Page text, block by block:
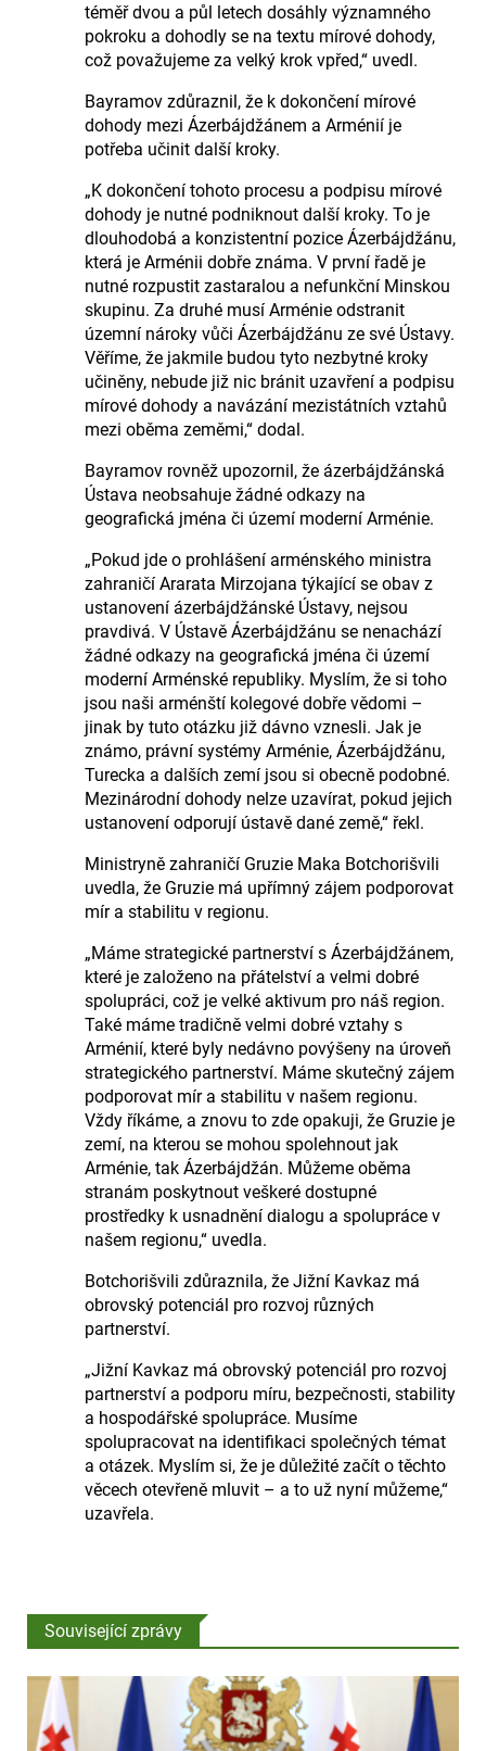
téměř dvou a půl letech dosáhly významného
pokroku a dohodly se na textu mírové dohody,
což považujeme za velký krok vpřed,“ uvedl.
Bayramov zdůraznil, že k dokončení mírové
dohody mezi Ázerbájdžánem a Arménií je
potřeba učinit další kroky.
„K dokončení tohoto procesu a podpisu mírové
dohody je nutné podniknout další kroky. To je
dlouhodobá a konzistentní pozice Ázerbájdžánu,
která je Arménii dobře známa. V první řadě je
nutné rozpustit zastaralou a nefunkční Minskou
skupinu. Za druhé musí Arménie odstranit
územní nároky vůči Ázerbájdžánu ze své Ústavy.
Věříme, že jakmile budou tyto nezbytné kroky
učiněny, nebude již nic bránit uzavření a podpisu
mírové dohody a navázání mezistátních vztahů
mezi oběma zeměmi,“ dodal.
Bayramov rovněž upozornil, že ázerbájdžánská
Ústava neobsahuje žádné odkazy na
geografická jména či území moderní Arménie.
„Pokud jde o prohlášení arménského ministra
zahraničí Ararata Mirzojana týkající se obav z
ustanovení ázerbájdžánské Ústavy, nejsou
pravdivá. V Ústavě Ázerbájdžánu se nenachází
žádné odkazy na geografická jména či území
moderní Arménské republiky. Myslím, že si toho
jsou naši arménští kolegové dobře vědomi –
jinak by tuto otázku již dávno vznesli. Jak je
známo, právní systémy Arménie, Ázerbájdžánu,
Turecka a dalších zemí jsou si obecně podobné.
Mezinárodní dohody nelze uzavírat, pokud jejich
ustanovení odporují ústavě dané země,“ řekl.
Ministryně zahraničí Gruzie Maka Botchorišvili
uvedla, že Gruzie má upřímný zájem podporovat
mír a stabilitu v regionu.
„Máme strategické partnerství s Ázerbájdžánem,
které je založeno na přátelství a velmi dobré
spolupráci, což je velké aktivum pro náš region.
Také máme tradičně velmi dobré vztahy s
Arménií, které byly nedávno povýšeny na úroveň
strategického partnerství. Máme skutečný zájem
podporovat mír a stabilitu v našem regionu.
Vždy říkáme, a znovu to zde opakuji, že Gruzie je
zemí, na kterou se mohou spolehnout jak
Arménie, tak Ázerbájdžán. Můžeme oběma
stranám poskytnout veškeré dostupné
prostředky k usnadnění dialogu a spolupráce v
našem regionu,“ uvedla.
Botchorišvili zdůraznila, že Jižní Kavkaz má
obrovský potenciál pro rozvoj různých
partnerství.
„Jižní Kavkaz má obrovský potenciál pro rozvoj
partnerství a podporu míru, bezpečnosti, stability
a hospodářské spolupráce. Musíme
spolupracovat na identifikaci společných témat
a otázek. Myslím si, že je důležité začít o těchto
věcech otevřeně mluvit – a to už nyní můžeme,“
uzavřela.
Související zprávy